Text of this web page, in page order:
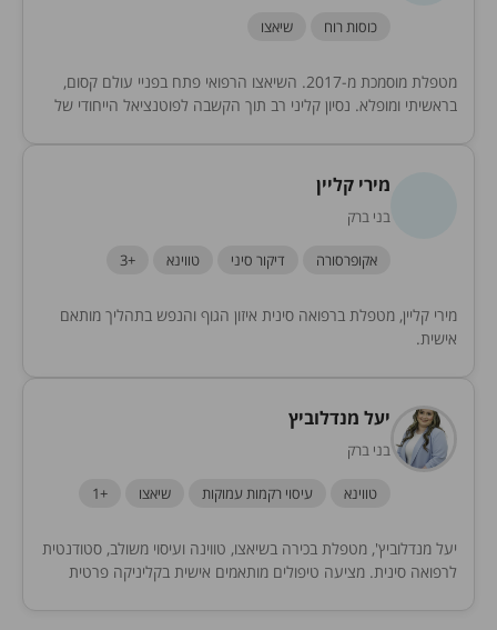
כוסות רוח שיאצו
מטפלת מוסמכת מ-2017. השיאצו הרפואי פתח בפניי עולם קסום,
בראשיתי ומופלא. נסיון קליני רב תוך הקשבה לפוטנציאל הייחודי של
מירי קליין
בני ברק
אקופרסורה דיקור סיני טווינא +3
מירי קליין, מטפלת ברפואה סינית איזון הגוף והנפש בתהליך מותאם
אישית.
יעל מנדלוביץ
בני ברק
טווינא עיסוי רקמות עמוקות שיאצו +1
יעל מנדלוביץ', מטפלת בכירה בשיאצו, טווינה ועיסוי משולב, סטודנטית
לרפואה סינית. מציעה טיפולים מותאמים אישית בקליניקה פרטית